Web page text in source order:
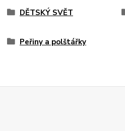
DĚTSKÝ SVĚT
Peřiny a polštářky